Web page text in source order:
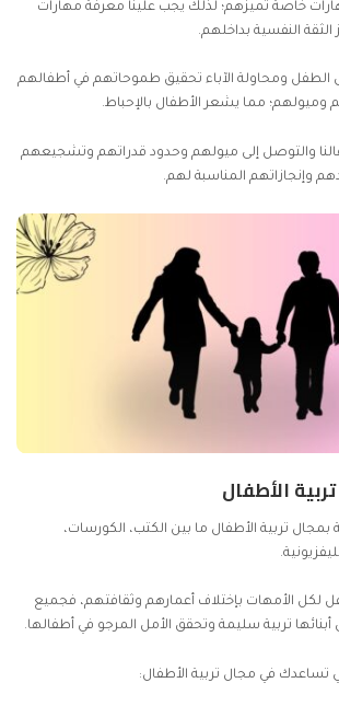
خاصة تميزهم؛ لذلك يجب علينا معرفة مهارات
الثقة النفسية بداخلهم.
الطفل ومحاولة الآباء تحقيق طموحاتهم في أطفالهم
مما يشعر الأطفال بالإحباط.
والتوصل إلى ميولهم وحدود قدراتهم وتشجيعهم
وإنجازاتهم المناسبة لهم.
الأطفال
تربية الأطفال ما بين الكتب، الكورسات،
لكل الأمهات بإختلاف أعمارهم وثقافتهم، فجميع
تربية سليمة وتحقق الأمل المرجو في أطفالها.
تساعدك في مجال تربية الأطفال: